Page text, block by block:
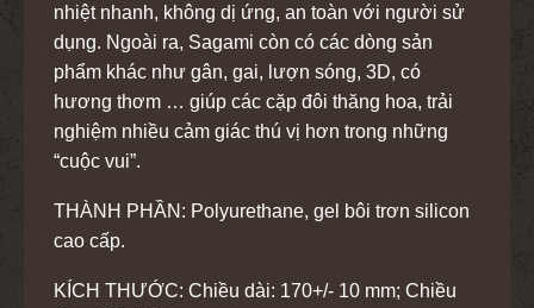
nhiệt nhanh, không dị ứng, an toàn với người sử
dụng. Ngoài ra, Sagami còn có các dòng sản
phẩm khác như gân, gai, lượn sóng, 3D, có
hương thơm … giúp các cặp đôi thăng hoa, trải
nghiệm nhiều cảm giác thú vị hơn trong những
“cuộc vui”.
THÀNH PHẦN: Polyurethane, gel bôi trơn silicon
cao cấp.
KÍCH THƯỚC: Chiều dài: 170+/- 10 mm; Chiều